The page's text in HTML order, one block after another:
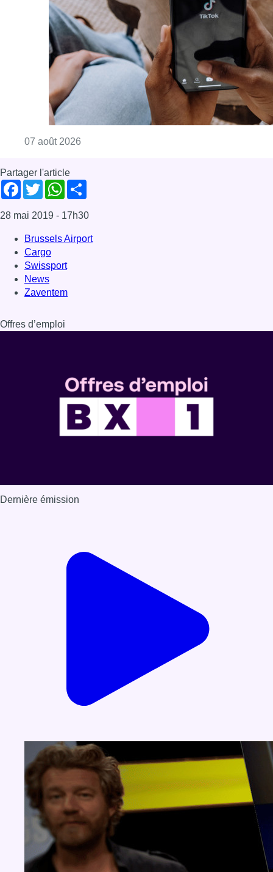
07 août 2026
Partager l'article
Facebook
TwitterWhatsApp
28 mai 2019 - 17h30
Brussels Airport
Cargo
Swissport
News
Zaventem
Offres d’emploi
Dernière émission